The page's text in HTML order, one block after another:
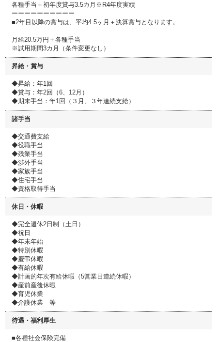
各種手当＋初年度賞与3.5カ月※R4年度実績
ーーーーーーーーーー
■2年目以降の賞与は、平均4.5ヶ月＋決算賞与となります。
月給20.5万円＋各種手当
※試用期間3カ月（条件変更なし）
昇給・賞与
◆昇給：年1回
◆賞与：年2回（6、12月）
◆期末手当：年1回（３月、３年連続支給）
諸手当
◆交通費支給
◆役職手当
◆残業手当
◆渉外手当
◆家族手当
◆住宅手当
◆資格取得手当
休日・休暇
◆完全週休2日制（土日）
◆祝日
◆年末年始
◆特別休暇
◆慶弔休暇
◆有給休暇
◆計画的年次有給休暇（5営業日連続休暇）
◆産前産後休暇
◆育児休業
◆介護休業 等
待遇・福利厚生
■各種社会保険完備